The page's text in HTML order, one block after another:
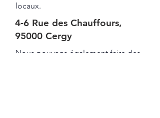
locaux.
4-6 Rue des Chauffours,
95000 Cergy
Nous pouvons également faire des